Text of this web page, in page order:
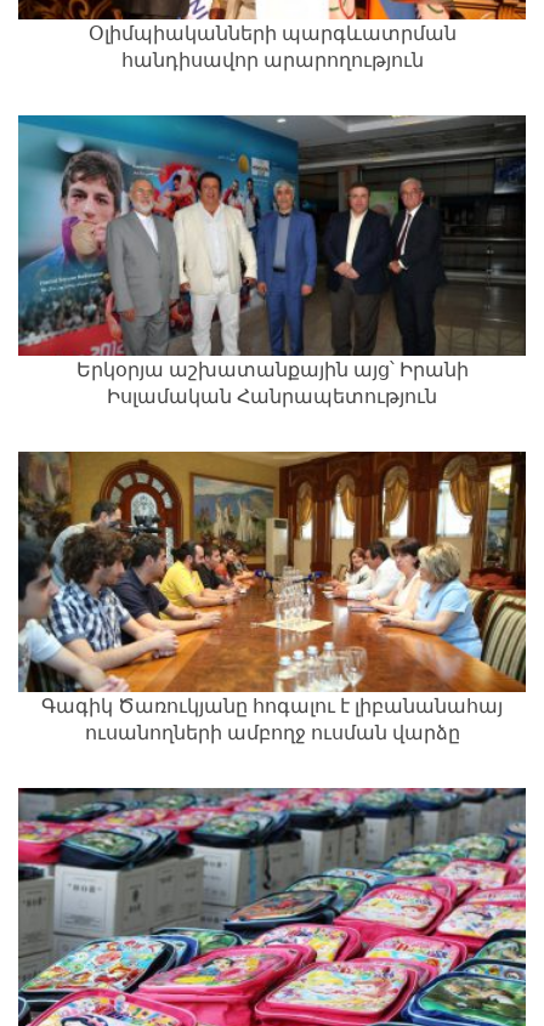
Օլիմպիականների պարգևատրման
հանդիսավոր արարողություն
Երկօրյա աշխատանքային այց՝ Իրանի
Իսլամական Հանրապետություն
Գագիկ Ծառուկյանը հոգալու է լիբանանահայ
ուսանողների ամբողջ ուսման վարձը